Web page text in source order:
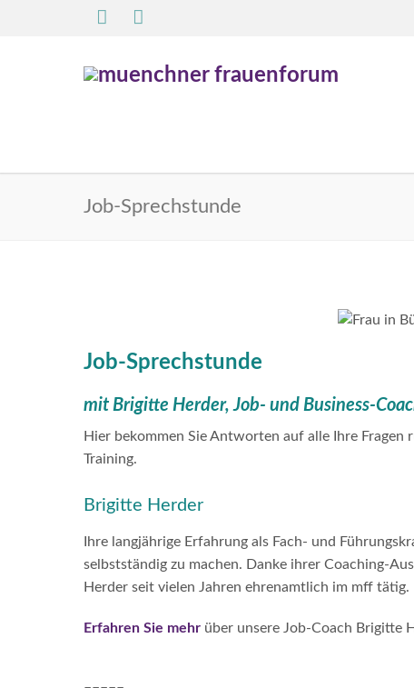
Job-Sprechstunde
Job-Sprechstunde
mit Brigitte Herder, Job- und Business-
Hier bekommen Sie Antworten auf alle Ihre
Training.
Brigitte Herder
Ihre langjährige Erfahrung als Fach- und
selbstständig zu machen. Danke ihrer Coaching-
Herder seit vielen Jahren ehrenamtlich im mff tätig.
Erfahren Sie mehr über unsere Job-Coach Brigitte